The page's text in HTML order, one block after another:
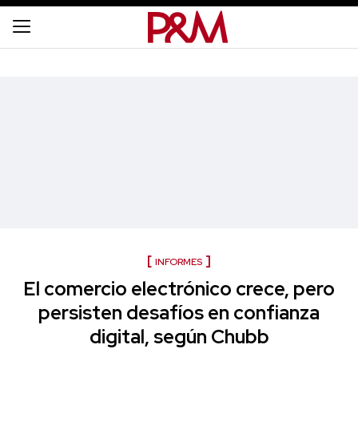
INFORMES
El comercio electrónico crece, pero
persisten desafíos en confianza
digital, según Chubb